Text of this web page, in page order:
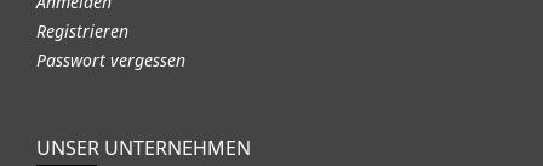
Registrieren
Passwort vergessen
UNSER UNTERNEHMEN